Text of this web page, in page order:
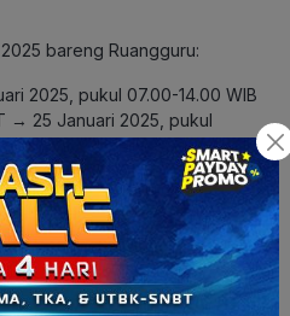
bareng Ruangguru:
2025, pukul 07.00-14.00 WIB
→ 25 Januari 2025, pukul
UI → 1 Februari 2025, pukul
Kolaborasi Ini?
pendidikan, ingin berkontribusi